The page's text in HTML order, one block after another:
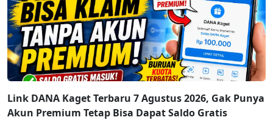
Link DANA Kaget Terbaru 7 Agustus 2026, Gak Punya
Akun Premium Tetap Bisa Dapat Saldo Gratis